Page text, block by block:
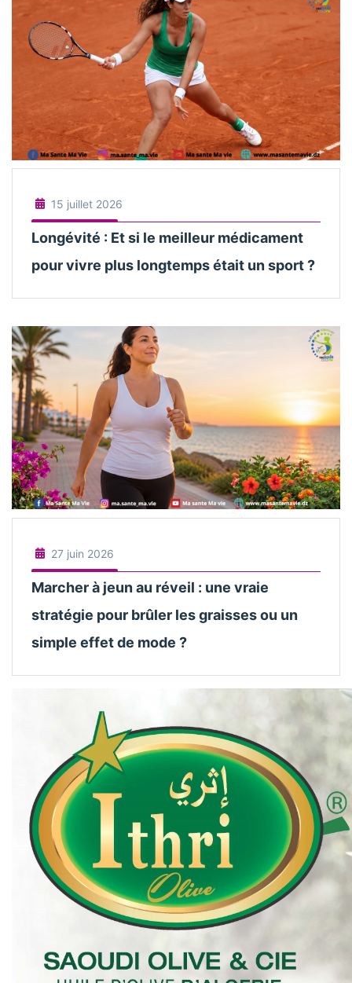
15 juillet 2026
Longévité : Et si le meilleur médicament
pour vivre plus longtemps était un sport ?
27 juin 2026
Marcher à jeun au réveil : une vraie
stratégie pour brûler les graisses ou un
simple effet de mode ?